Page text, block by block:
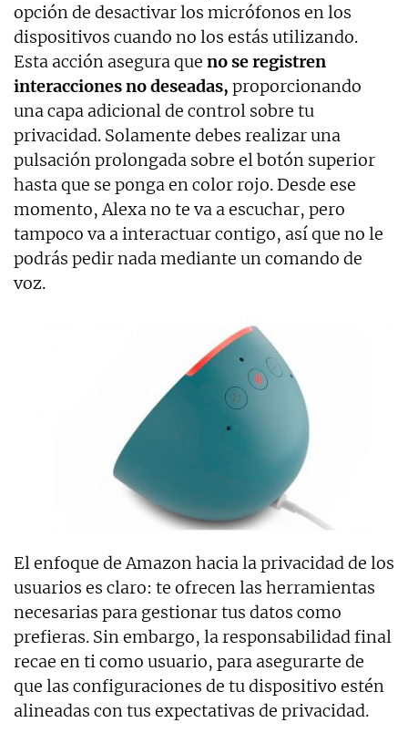
opción de desactivar los micrófonos en los
dispositivos cuando no los estás utilizando.
Esta acción asegura que no se registren
interacciones no deseadas, proporcionando
una capa adicional de control sobre tu
privacidad. Solamente debes realizar una
pulsación prolongada sobre el botón superior
hasta que se ponga en color rojo. Desde ese
momento, Alexa no te va a escuchar, pero
tampoco va a interactuar contigo, así que no le
podrás pedir nada mediante un comando de
voz.
El enfoque de Amazon hacia la privacidad de los
usuarios es claro: te ofrecen las herramientas
necesarias para gestionar tus datos como
prefieras. Sin embargo, la responsabilidad final
recae en ti como usuario, para asegurarte de
que las configuraciones de tu dispositivo estén
alineadas con tus expectativas de privacidad.